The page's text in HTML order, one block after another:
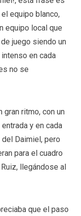
equipo blanco,
equipo local que
juego siendo un
en cada
no se
ritmo, con un
y en cada
del Daimiel, pero
para el cuadro
llegándose al
que el paso